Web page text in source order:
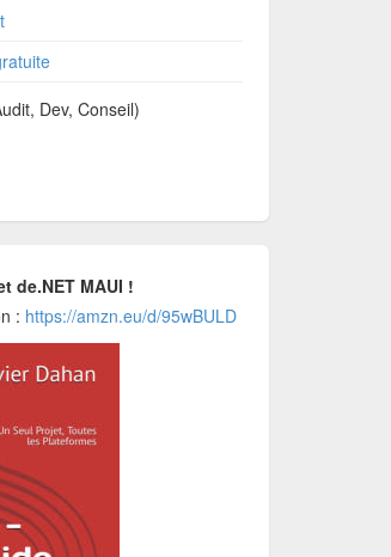
Dev, Conseil)
de.NET MAUI !
: https://amzn.eu/d/95wBULD